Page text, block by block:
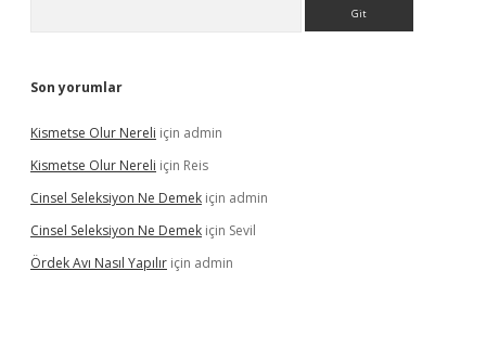
Son yorumlar
Kismetse Olur Nereli için admin
Kismetse Olur Nereli için Reis
Cinsel Seleksiyon Ne Demek için admin
Cinsel Seleksiyon Ne Demek için Sevil
Ördek Avı Nasıl Yapılır için admin